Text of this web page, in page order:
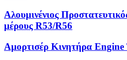
Αλουμινένιος
μέρους R53/R56
Αμορτισέρ Κινητήρα